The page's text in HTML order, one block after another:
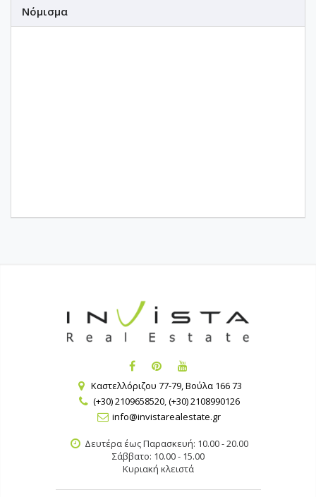
Νόμισμα
Καστελλόριζου 77-79, Βούλα 166 73
(+30) 2109658520,(+30) 2108990126
info@invistarealestate.gr
Δευτέρα έως Παρασκευή: 10.00 - 20.00
Σάββατο: 10.00 - 15.00
Κυριακή κλειστά